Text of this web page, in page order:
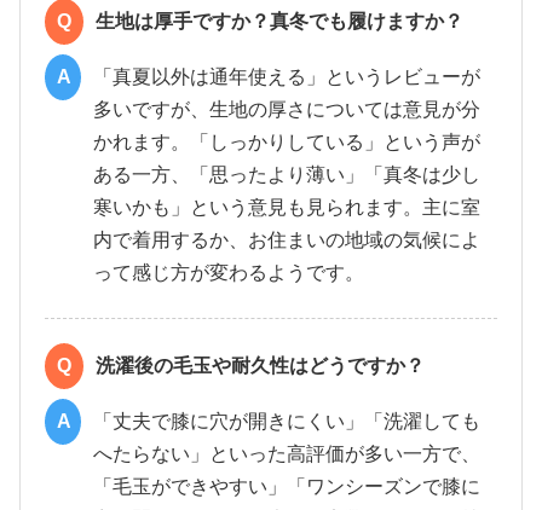
Q 生地は厚手ですか？真冬でも履けますか？
A
「真夏以外は通年使える」というレビューが
多いですが、生地の厚さについては意見が分
かれます。「しっかりしている」という声が
ある一方、「思ったより薄い」「真冬は少し
寒いかも」という意見も見られます。主に室
内で着用するか、お住まいの地域の気候によ
って感じ方が変わるようです。
Q 洗濯後の毛玉や耐久性はどうですか？
A
「丈夫で膝に穴が開きにくい」「洗濯しても
へたらない」といった高評価が多い一方で、
「毛玉ができやすい」「ワンシーズンで膝に